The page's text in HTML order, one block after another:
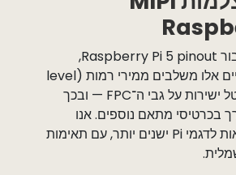
פותחו במיוחד עבור Raspberry Pi 5 pinout,
מודולים קומפקטיים אלו משלבים ממירי רמות (level
shifters) וקריסטל ישירות על גבי ה־FPC — ובכך
בכרטיסי מתאם נוספים. אנו
מייצרים גם גרסאות לדגמי Pi ישנים יותר, עם תאימות